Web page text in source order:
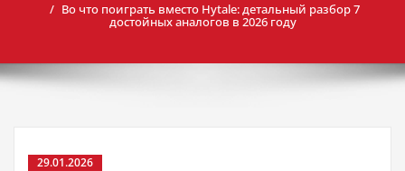
Во что поиграть вместо Hytale: детальный разбор 7
достойных аналогов в 2026 году
29.01.2026